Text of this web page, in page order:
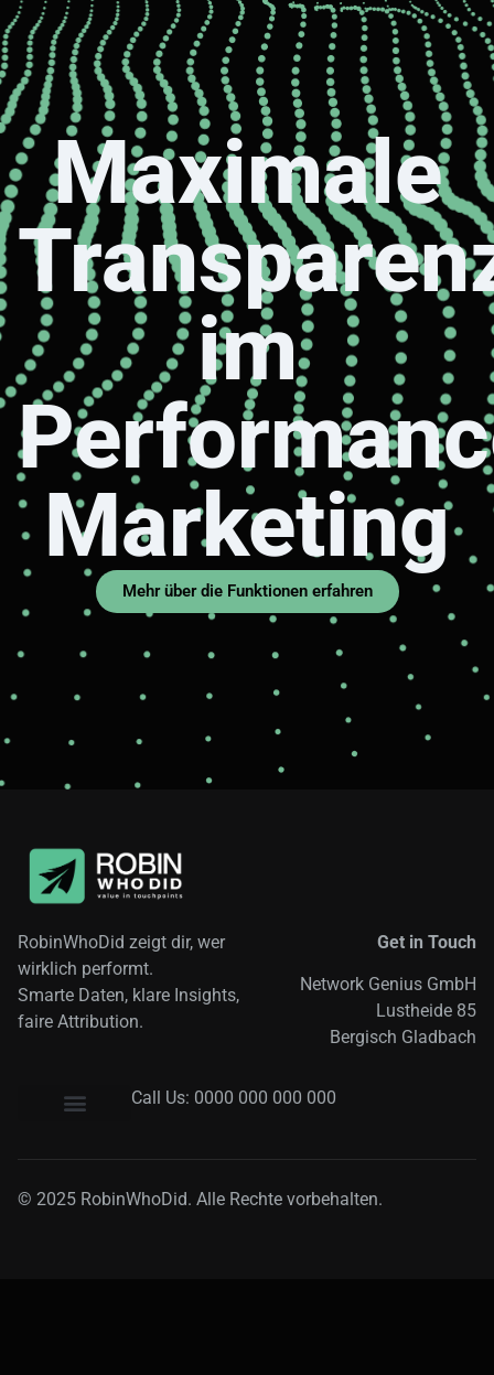
Maximale
im
Marketing
Mehr über die Funktionen erfahren
RobinWhoDid zeigt dir, wer
wirklich performt.
Smarte Daten, klare Insights,
faire Attribution.
Get in Touch
Network Genius GmbH
Lustheide 85
Bergisch Gladbach
Call Us: 0000 000 000 000
© 2025 RobinWhoDid. Alle Rechte vorbehalten.